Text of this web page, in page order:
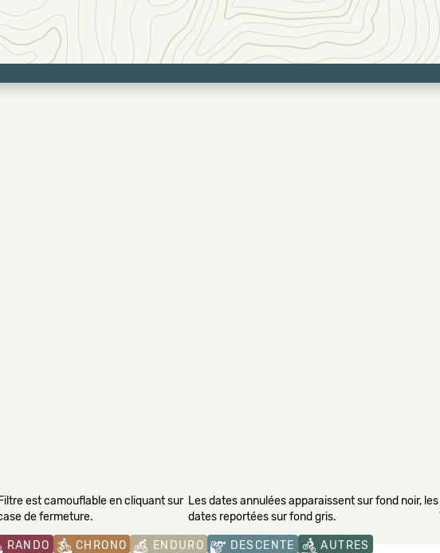
est camouflable en cliquant sur
de fermeture.
Les dates annulées apparaissent sur fond noir, les
dates reportées sur fond gris.
RANDO CHRONO ENDURO DESCENTE AUTRES